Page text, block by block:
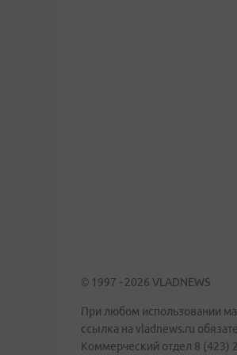
© 1997 - 2026 VLADNEWS
При любом использовании
ссылка на vladnews.ru
Коммерческий отдел 8 (423)